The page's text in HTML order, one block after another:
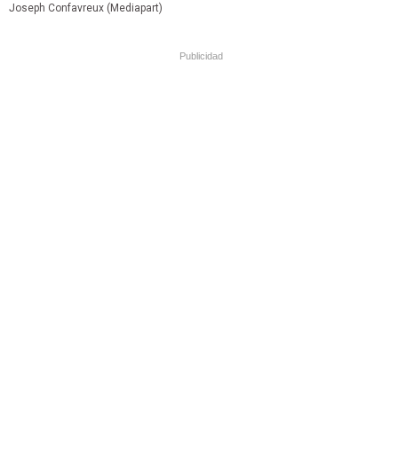
Joseph Confavreux (Mediapart)
Publicidad